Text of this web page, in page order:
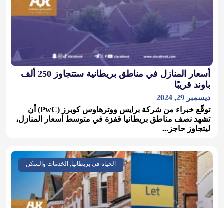
أسعار المنازل في مناطق بريطانية ستتجاوز 250 ألف
باوند قريبًا
ديسمبر 29, 2024
توقّع خبراء من شركة برايس ووترهاوس كوبرز (PwC) أن
تشهد نصف مناطق بريطانيا قفزة في متوسط أسعار المنازل،
ليتجاوز حاجز...
الحياة في بريطانيا, الخدمات والسكن